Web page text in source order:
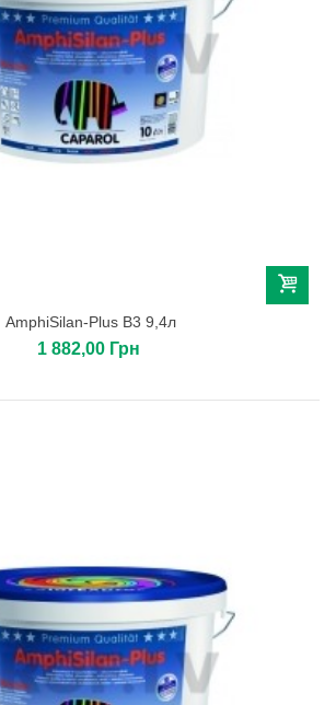
AmphiSilan-Plus B3 9,4л
1 882,00 Грн